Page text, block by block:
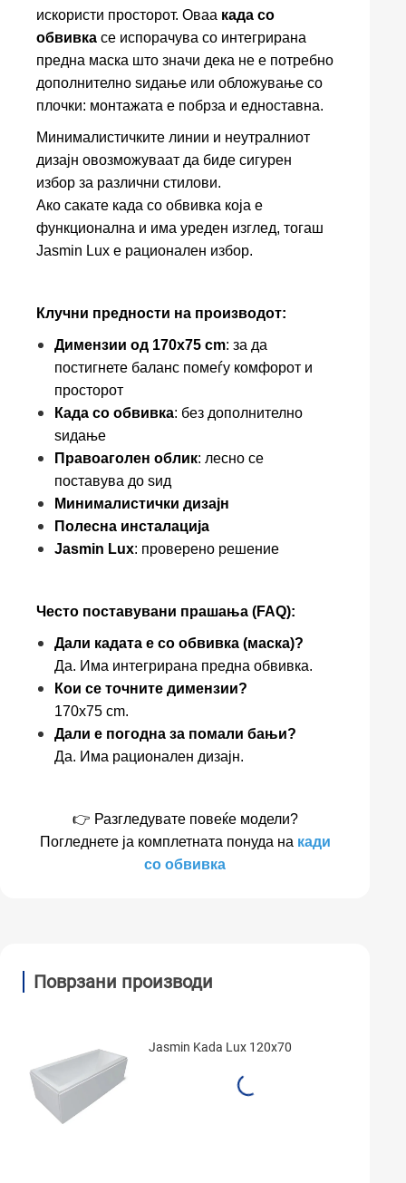
искористи просторот. Оваа када со
обвивка се испорачува со интегрирана
предна маска што значи дека не е потребно
дополнително ѕидање или обложување со
плочки: монтажата е побрза и едноставна.
Минималистичките линии и неутралниот
дизајн овозможуваат да биде сигурен
избор за различни стилови.
Ако сакате када со обвивка која е
функционална и има уреден изглед, тогаш
Jasmin Lux е рационален избор.
Клучни предности на производот:
Димензии од 170x75 cm: за да
постигнете баланс помеѓу комфорот и
просторот
Када со обвивка: без дополнително
ѕидање
Правоаголен облик: лесно се
поставува до ѕид
Минималистички дизајн
Полесна инсталација
Jasmin Lux: проверено решение
Често поставувани прашања (FAQ):
Дали кадата е со обвивка (маска)?
Да. Има интегрирана предна обвивка.
Кои се точните димензии?
170x75 cm.
Дали е погодна за помали бањи?
Да. Има рационален дизајн.
👉 Разгледувате повеќе модели?
Погледнете ја комплетната понуда на кади
со обвивка
Поврзани производи
Jasmin Kada Lux 120x70